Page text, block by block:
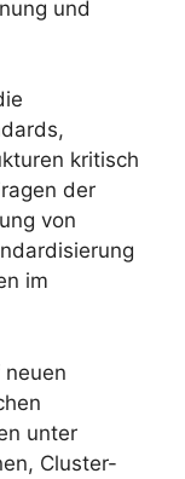
und
kritisch
der
von
im
unter
Cluster-